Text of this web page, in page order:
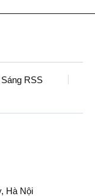
Sáng RSS
Hà Nội